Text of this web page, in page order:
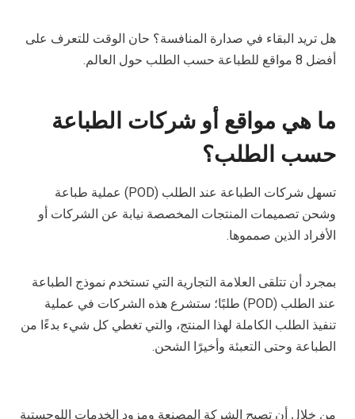
هل تريد البقاء في صدارة المنافسة؟ حان الوقت للتعرف على
أفضل 8 مواقع للطباعة حسب الطلب حول العالم.
ما هي مواقع أو شركات الطباعة
حسب الطلب؟
تسهل شركات الطباعة عند الطلب (POD) عملية طباعة
وشحن تصميمات المنتجات المخصصة نيابة عن الشركات أو
الأفراد الذين صمموها.
بمجرد أن تتلقى العلامة التجارية التي تستخدم نموذج الطباعة
عند الطلب (POD) طلبًا؛ ستشرع هذه الشركات في عملية
تنفيذ الطلب الكاملة لهذا المنتج، والتي تغطي كل شيء بدءًا من
الطباعة وحتى التعبئة وأخيرًا الشحن.
من خلال أن تصبح الشركة المصنعة ومزود الخدمات اللوجستية